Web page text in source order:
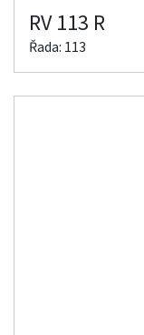
RV 113 R
Řada: 113